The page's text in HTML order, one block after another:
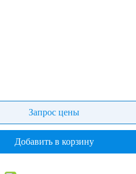
Запрос цены
Добавить в корзину